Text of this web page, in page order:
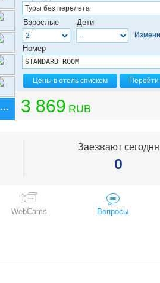
Взрослые Дети
Номер
Цены в отель списком Перейти
3 869 RUB
Заезжают сегодня
0
WebCams Вопросы